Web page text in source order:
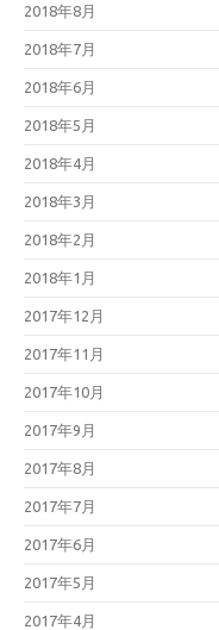
2018年8月
2018年7月
2018年6月
2018年5月
2018年4月
2018年3月
2018年2月
2018年1月
2017年12月
2017年11月
2017年10月
2017年9月
2017年8月
2017年7月
2017年6月
2017年5月
2017年4月